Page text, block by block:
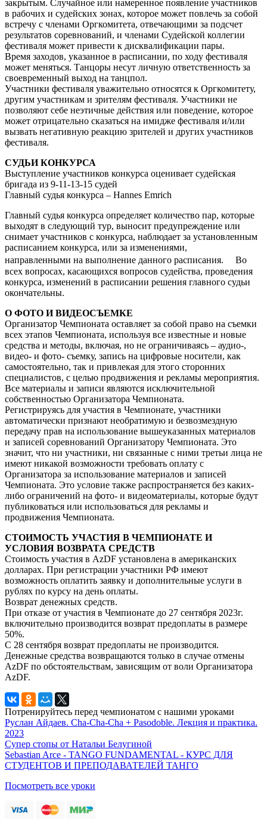
закрытым. Случайное или намеренное появление участников
в рабочих и судейских зонах, которое может повлечь за собой
встречу с членами Оргкомитета, отвечающими за подсчет
результатов соревнований, и членами Судейской коллегии
фестиваля может привести к дисквалификации пары.
Время заходов, указанное в расписании, по ходу фестиваля
может меняться. Танцоры несут личную ответственность за
своевременный выход на танцпол.
Участники фестиваля уважительно относятся к Оргкомитету,
другим участникам и зрителям фестиваля. Участники не
позволяют себе неэтичные действия или поведение, которое
может отрицательно сказаться на имидже фестиваля и/или
вызвать негативную реакцию зрителей и других участников
фестиваля.
СУДЬИ КОНКУРСА
Выступление участников конкурса оценивает судейская
бригада из 9-11-13-15 судей
Главный судья конкурса – Hannes Emrich
Главный судья конкурса определяет количество пар, которые
выходят в следующий тур, выносит предупреждение или
снимает участников с конкурса, наблюдает за установленным
расписанием конкурса, или за изменениями,
направленными на выполнение данного расписания. Во
всех вопросах, касающихся вопросов судейства, проведения
конкурса, изменений в расписании решения главного судьи
окончательны.
О ФОТО И ВИДЕОСЪЕМКЕ
Организатор Чемпионата оставляет за собой право на съемки
всех этапов Чемпионата, используя все известные и новые
средства и методы, включая, но не ограничиваясь – аудио-,
видео- и фото- съемку, запись на цифровые носители, как
самостоятельно, так и привлекая для этого сторонних
специалистов, с целью продвижения и рекламы мероприятия.
Все материалы и записи являются исключительной
собственностью Организатора Чемпионата.
Регистрируясь для участия в Чемпионате, участники
автоматически признают необратимую и безвозмездную
передачу прав на использование вышеуказанных материалов
и записей соревнований Организатору Чемпионата. Это
значит, что ни участники, ни связанные с ними третьи лица не
имеют никакой возможности требовать оплату с
Организатора за использование материалов и записей
Чемпионата. Это условие также распространяется без каких-
либо ограничений на фото- и видеоматериалы, которые будут
публиковаться или использоваться для рекламы и
продвижения Чемпионата.
СТОИМОСТЬ УЧАСТИЯ В ЧЕМПИОНАТЕ И
УСЛОВИЯ ВОЗВРАТА СРЕДСТВ
Стоимость участия в AzDF установлена в американских
долларах. При регистрации участники РФ имеют
возможность оплатить заявку и дополнительные услуги в
рублях по курсу на день оплаты.
Возврат денежных средств.
При отказе от участия в Чемпионате до 27 сентября 2023г.
включительно производится возврат предоплаты в размере
50%.
С 28 сентября возврат предоплаты не производится.
Денежные средства возвращаются только в случае отмены
AzDF по обстоятельствам, зависящим от воли Организатора
AzDF.
Потренируйтесь перед чемпионатом с нашими уроками
Руслан Айдаев. Cha-Cha-Cha + Pasodoble. Лекция и практика.
2023
Супер стопы от Натальи Белугиной
Sebastian Arce - TANGO FUNDAMENTAL - КУРС ДЛЯ
СТУДЕНТОВ И ПРЕПОДАВАТЕЛЕЙ ТАНГО
Посмотреть все уроки